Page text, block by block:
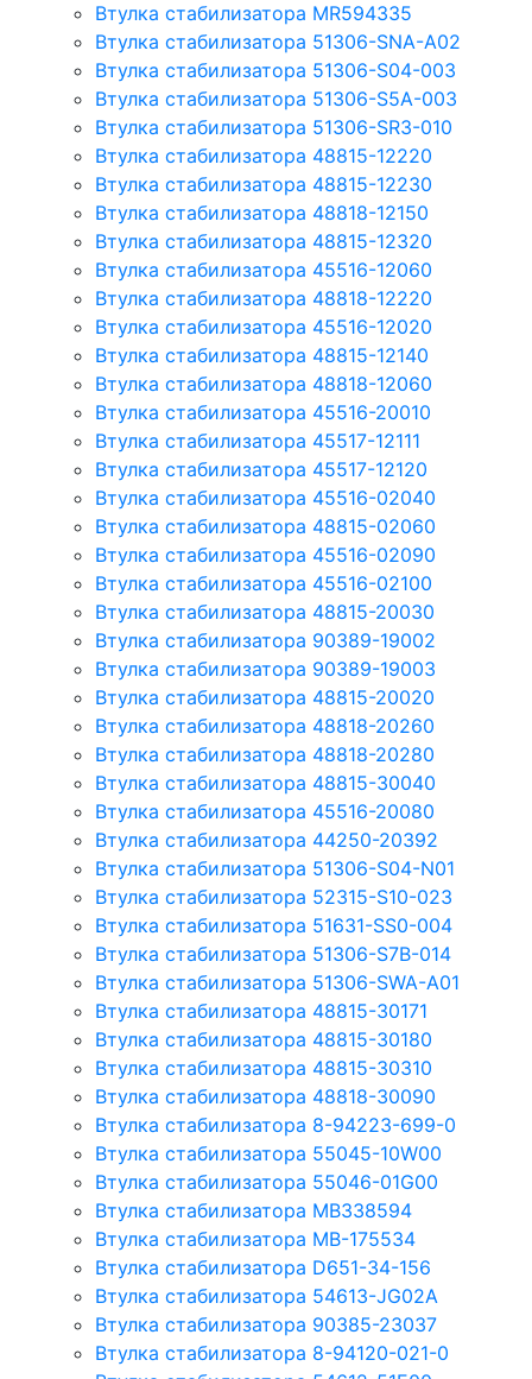
Втулка стабилизатора MR594335
Втулка стабилизатора 51306-SNA-A02
Втулка стабилизатора 51306-S04-003
Втулка стабилизатора 51306-S5A-003
Втулка стабилизатора 51306-SR3-010
Втулка стабилизатора 48815-12220
Втулка стабилизатора 48815-12230
Втулка стабилизатора 48818-12150
Втулка стабилизатора 48815-12320
Втулка стабилизатора 45516-12060
Втулка стабилизатора 48818-12220
Втулка стабилизатора 45516-12020
Втулка стабилизатора 48815-12140
Втулка стабилизатора 48818-12060
Втулка стабилизатора 45516-20010
Втулка стабилизатора 45517-12111
Втулка стабилизатора 45517-12120
Втулка стабилизатора 45516-02040
Втулка стабилизатора 48815-02060
Втулка стабилизатора 45516-02090
Втулка стабилизатора 45516-02100
Втулка стабилизатора 48815-20030
Втулка стабилизатора 90389-19002
Втулка стабилизатора 90389-19003
Втулка стабилизатора 48815-20020
Втулка стабилизатора 48818-20260
Втулка стабилизатора 48818-20280
Втулка стабилизатора 48815-30040
Втулка стабилизатора 45516-20080
Втулка стабилизатора 44250-20392
Втулка стабилизатора 51306-S04-N01
Втулка стабилизатора 52315-S10-023
Втулка стабилизатора 51631-SS0-004
Втулка стабилизатора 51306-S7B-014
Втулка стабилизатора 51306-SWA-A01
Втулка стабилизатора 48815-30171
Втулка стабилизатора 48815-30180
Втулка стабилизатора 48815-30310
Втулка стабилизатора 48818-30090
Втулка стабилизатора 8-94223-699-0
Втулка стабилизатора 55045-10W00
Втулка стабилизатора 55046-01G00
Втулка стабилизатора MB338594
Втулка стабилизатора MB-175534
Втулка стабилизатора D651-34-156
Втулка стабилизатора 54613-JG02A
Втулка стабилизатора 90385-23037
Втулка стабилизатора 8-94120-021-0